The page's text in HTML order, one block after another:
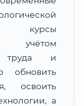
ФИС ФРДО
курсы
учётом
труда и
обновить
освоить
а